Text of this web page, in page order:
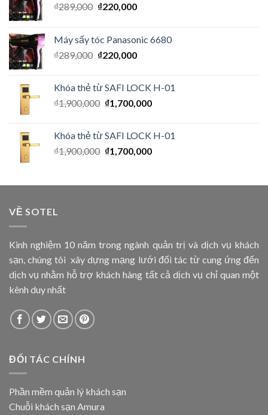
₫289,000 ₫220,000
Máy sấy tóc Panasonic 6680
₫289,000 ₫220,000
Khóa thẻ từ SAFI LOCK H-01
₫1,900,000 ₫1,700,000
Khóa thẻ từ SAFI LOCK H-01
₫1,900,000 ₫1,700,000
VỀ SOTEL
Kinh nghiệm 10 năm trong ngành quản trị và dịch vụ khách
sạn, chúng tôi xây dựng mạng lưới đối tác từ cung ứng đến
dịch vụ nhằm hỗ trợ khách hàng tất cả dịch vụ chỉ quan một
kênh duy nhất
ĐỐI TÁC CHÍNH
Phần mềm quản lý khách sạn
Chuỗi khách sạn Amura